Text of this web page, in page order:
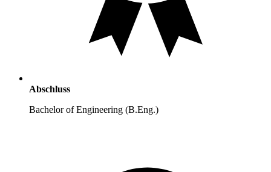
Abschluss
Bachelor of Engineering (B.Eng.)